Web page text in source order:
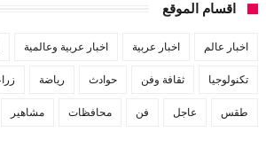
اقسام الموقع
اخبار عالم اخبار عربية اخبار عربية وعالمية
تكنولوجيا ثقافة وفن حوادث رياضة
طقس عاجل فن محافظات مشاهير